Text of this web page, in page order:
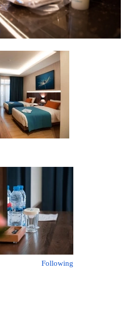
Following